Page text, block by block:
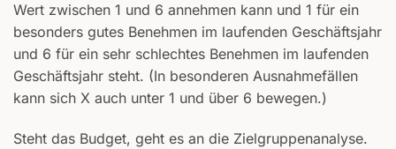
Wert zwischen 1 und 6 annehmen kann und 1 für ein
besonders gutes Benehmen im laufenden Geschäftsjahr
und 6 für ein sehr schlechtes Benehmen im laufenden
Geschäftsjahr steht. (In besonderen Ausnahmefällen
kann sich X auch unter 1 und über 6 bewegen.)
Steht das Budget, geht es an die Zielgruppenanalyse.